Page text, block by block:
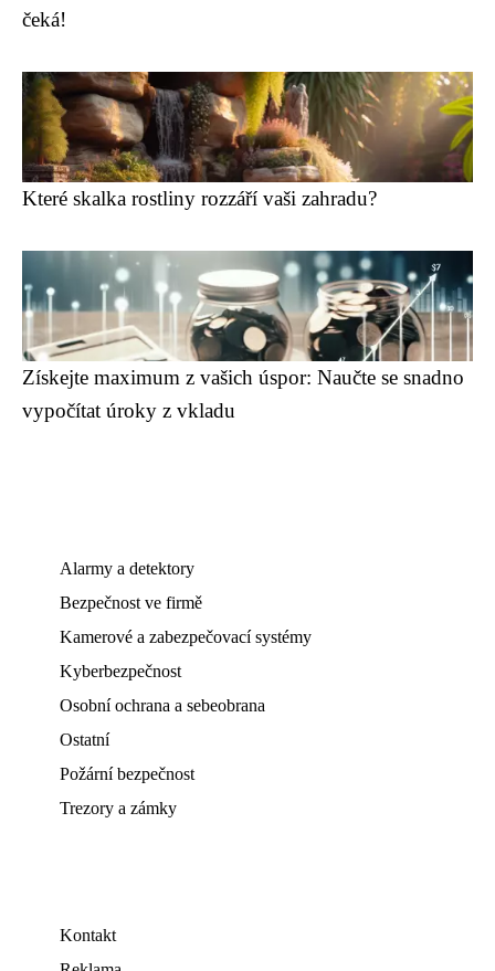
čeká!
Které skalka rostliny rozzáří vaši zahradu?
Získejte maximum z vašich úspor: Naučte se snadno
vypočítat úroky z vkladu
Alarmy a detektory
Bezpečnost ve firmě
Kamerové a zabezpečovací systémy
Kyberbezpečnost
Osobní ochrana a sebeobrana
Ostatní
Požární bezpečnost
Trezory a zámky
Kontakt